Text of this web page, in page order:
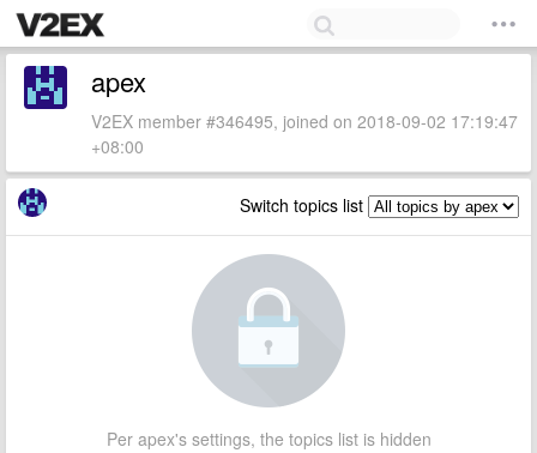
apex
V2EX member #346495, joined on 2018-09-02 17:19:47
+08:00
Switch topics list
Per apex's settings, the topics list is hidden